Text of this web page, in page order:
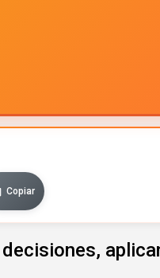
Copiar